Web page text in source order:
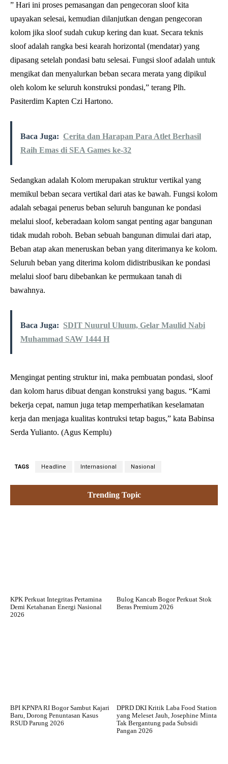
” Hari ini proses pemasangan dan pengecoran sloof kita
upayakan selesai, kemudian dilanjutkan dengan pengecoran
kolom jika sloof sudah cukup kering dan kuat. Secara teknis
sloof adalah rangka besi kearah horizontal (mendatar) yang
dipasang setelah pondasi batu selesai. Fungsi sloof adalah untuk
mengikat dan menyalurkan beban secara merata yang dipikul
oleh kolom ke seluruh konstruksi pondasi,” terang Plh.
Pasiterdim Kapten Czi Hartono.
Baca Juga: Cerita dan Harapan Para Atlet Berhasil
Raih Emas di SEA Games ke-32
Sedangkan adalah Kolom merupakan struktur vertikal yang
memikul beban secara vertikal dari atas ke bawah. Fungsi kolom
adalah sebagai penerus beban seluruh bangunan ke pondasi
melalui sloof, keberadaan kolom sangat penting agar bangunan
tidak mudah roboh. Beban sebuah bangunan dimulai dari atap,
Beban atap akan meneruskan beban yang diterimanya ke kolom.
Seluruh beban yang diterima kolom didistribusikan ke pondasi
melalui sloof baru dibebankan ke permukaan tanah di
bawahnya.
Baca Juga: SDIT Nuurul Uluum, Gelar Maulid Nabi
Muhammad SAW 1444 H
Mengingat penting struktur ini, maka pembuatan pondasi, sloof
dan kolom harus dibuat dengan konstruksi yang bagus. “Kami
bekerja cepat, namun juga tetap memperhatikan keselamatan
kerja dan menjaga kualitas kontruksi tetap bagus,” kata Babinsa
Serda Yulianto. (Agus Kemplu)
TAGS Headline Internasional Nasional
Trending Topic
KPK Perkuat Integritas Pertamina
Demi Ketahanan Energi Nasional
2026
Bulog Kancab Bogor Perkuat Stok
Beras Premium 2026
BPI KPNPA RI Bogor Sambut Kajari
Baru, Dorong Penuntasan Kasus
RSUD Parung 2026
DPRD DKI Kritik Laba Food Station
yang Meleset Jauh, Josephine Minta
Tak Bergantung pada Subsidi
Pangan 2026